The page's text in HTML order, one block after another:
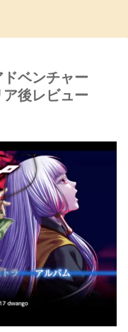
ベンチャー
ア後レビュー